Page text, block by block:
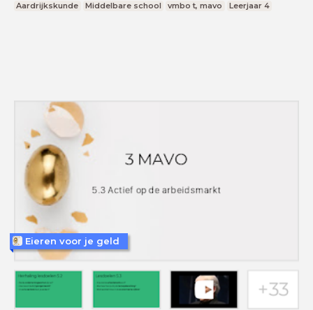
Aardrijkskunde Middelbare school vmbo t, mavo Leerjaar 4
Eieren voor je geld